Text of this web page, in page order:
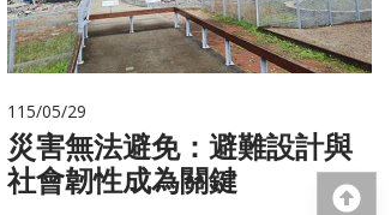
115/05/29
災害無法避免：避難設計與
社會韌性成為關鍵
回